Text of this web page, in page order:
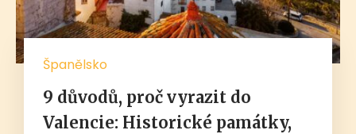
Španělsko
9 důvodů, proč vyrazit do
Valencie: Historické památky,